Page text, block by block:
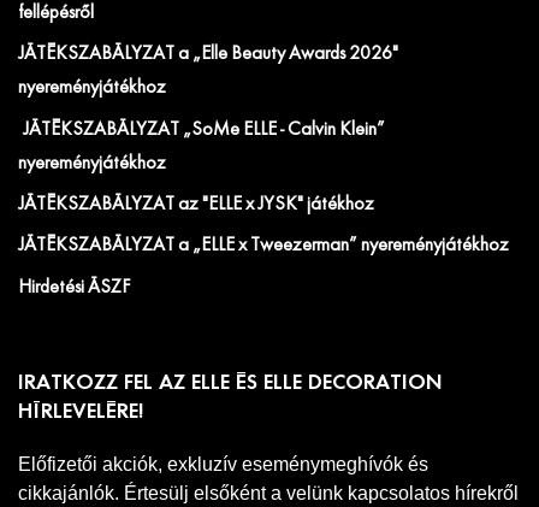
fellépésről
JÁTÉKSZABÁLYZAT a „Elle Beauty Awards 2026"
nyereményjátékhoz
JÁTÉKSZABÁLYZAT „SoMe ELLE - Calvin Klein”
nyereményjátékhoz
JÁTÉKSZABÁLYZAT az "ELLE x JYSK" játékhoz
JÁTÉKSZABÁLYZAT a „ELLE x Tweezerman” nyereményjátékhoz
Hirdetési ÁSZF
IRATKOZZ FEL AZ ELLE ÉS ELLE DECORATION
HÍRLEVELÉRE!
Előfizetői akciók, exkluzív eseménymeghívók és
cikkajánlók. Értesülj elsőként a velünk kapcsolatos hírekről